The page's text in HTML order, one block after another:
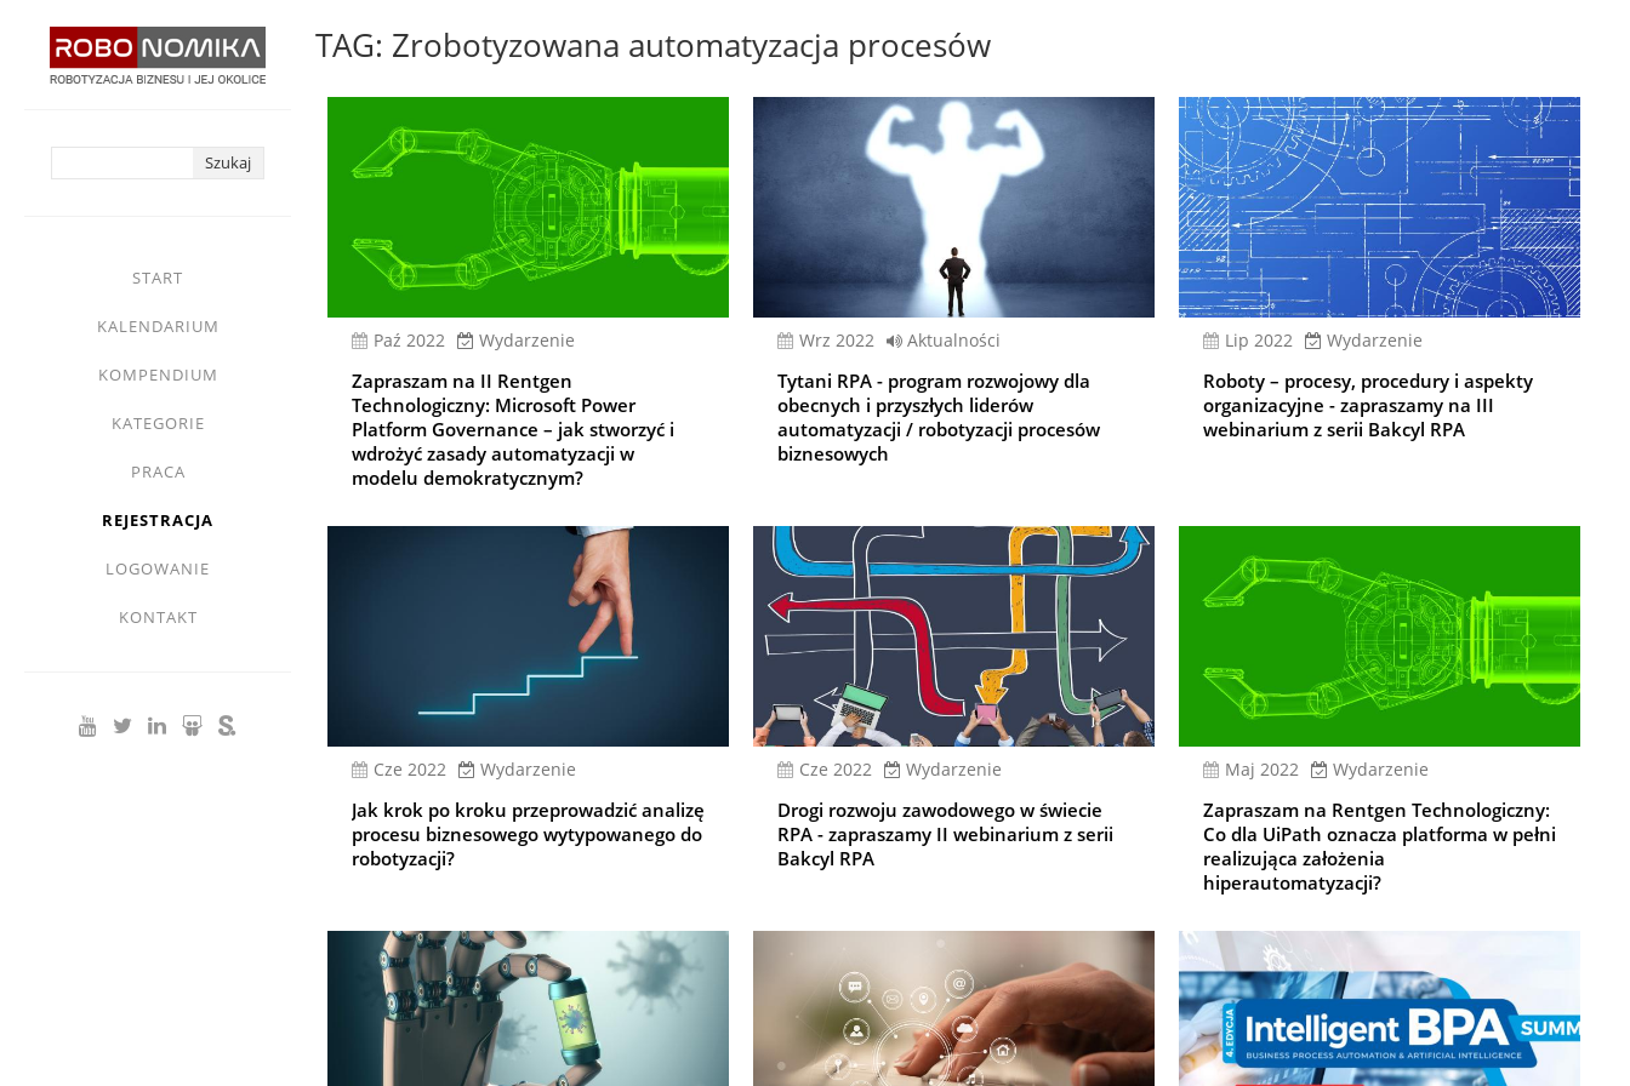
START
KALENDARIUM
KOMPENDIUM
KATEGORIE
PRACA
REJESTRACJA
LOGOWANIE
KONTAKT
TAG: Zrobotyzowana automatyzacja procesów
paź 2022 Wydarzenie
Zapraszam na II Rentgen
Technologiczny: Microsoft Power
Platform Governance – jak stworzyć i
wdrożyć zasady automatyzacji w
modelu demokratycznym?
wrz 2022 Aktualności
Tytani RPA - program rozwojowy dla
obecnych i przyszłych liderów
automatyzacji / robotyzacji procesów
biznesowych
lip 2022 Wydarzenie
Roboty – procesy, procedury i aspekty
organizacyjne - zapraszamy na III
webinarium z serii Bakcyl RPA
cze 2022 Wydarzenie
Jak krok po kroku przeprowadzić analizę
procesu biznesowego wytypowanego do
robotyzacji?
cze 2022 Wydarzenie
Drogi rozwoju zawodowego w świecie
RPA - zapraszamy II webinarium z serii
Bakcyl RPA
Maj 2022 Wydarzenie
Zapraszam na Rentgen Technologiczny:
Co dla UiPath oznacza platforma w pełni
realizująca założenia
hiperautomatyzacji?